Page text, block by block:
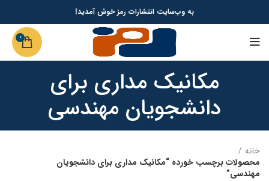
به وب‌سایت انتشارات رمز خوش آمدید!
0
مکانیک مداری برای
دانشجویان مهندسی
خانه
محصولات برچسب خورده “مکانیک مداری برای دانشجویان
مهندسی”